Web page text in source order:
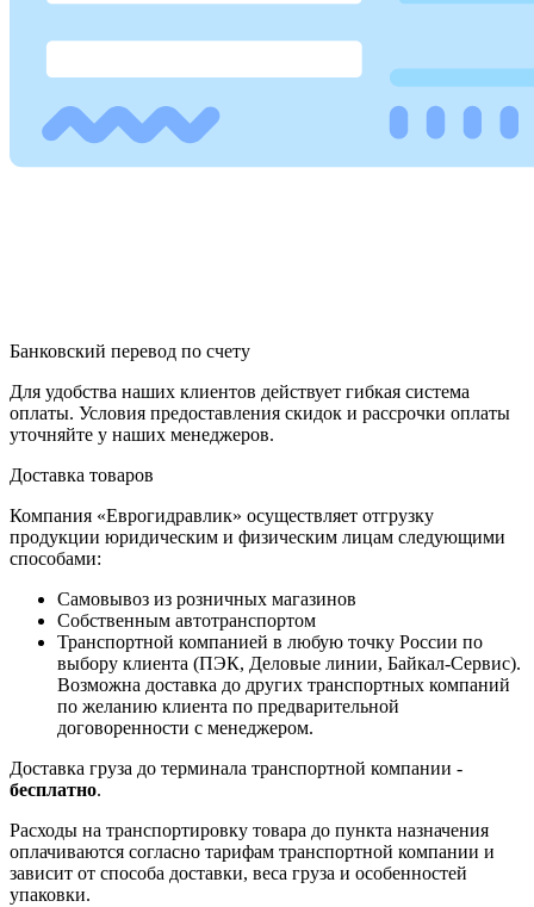
Банковский перевод по счету
Для удобства наших клиентов действует гибкая система
оплаты. Условия предоставления скидок и рассрочки оплаты
уточняйте у наших менеджеров.
Доставка товаров
Компания «Еврогидравлик» осуществляет отгрузку
продукции юридическим и физическим лицам следующими
способами:
Самовывоз из розничных магазинов
Собственным автотранспортом
Транспортной компанией в любую точку России по
выбору клиента (ПЭК, Деловые линии, Байкал-Сервис).
Возможна доставка до других транспортных компаний
по желанию клиента по предварительной
договоренности с менеджером.
Доставка груза до терминала транспортной компании -
бесплатно.
Расходы на транспортировку товара до пункта назначения
оплачиваются согласно тарифам транспортной компании и
зависит от способа доставки, веса груза и особенностей
упаковки.